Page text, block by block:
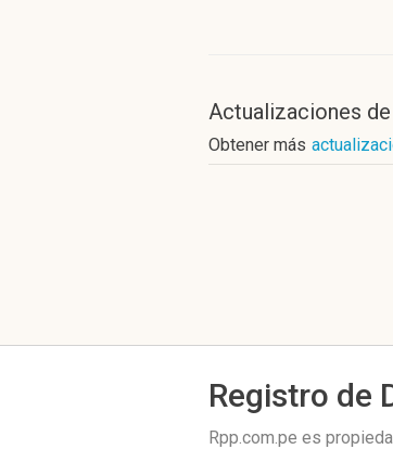
Actualizaciones
Obtener más
Registro de
Rpp.com.pe es